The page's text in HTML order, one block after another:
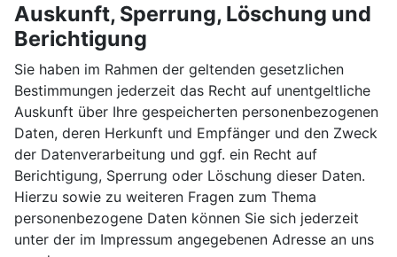
Auskunft, Sperrung, Löschung und
Berichtigung
Sie haben im Rahmen der geltenden gesetzlichen
Bestimmungen jederzeit das Recht auf unentgeltliche
Auskunft über Ihre gespeicherten personenbezogenen
Daten, deren Herkunft und Empfänger und den Zweck
der Datenverarbeitung und ggf. ein Recht auf
Berichtigung, Sperrung oder Löschung dieser Daten.
Hierzu sowie zu weiteren Fragen zum Thema
personenbezogene Daten können Sie sich jederzeit
unter der im Impressum angegebenen Adresse an uns